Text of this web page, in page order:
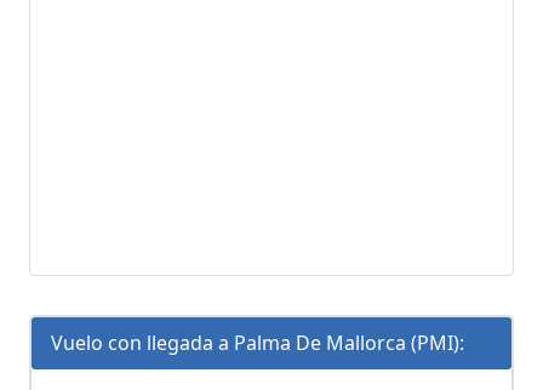
Vuelo con llegada a Palma De Mallorca (PMI):